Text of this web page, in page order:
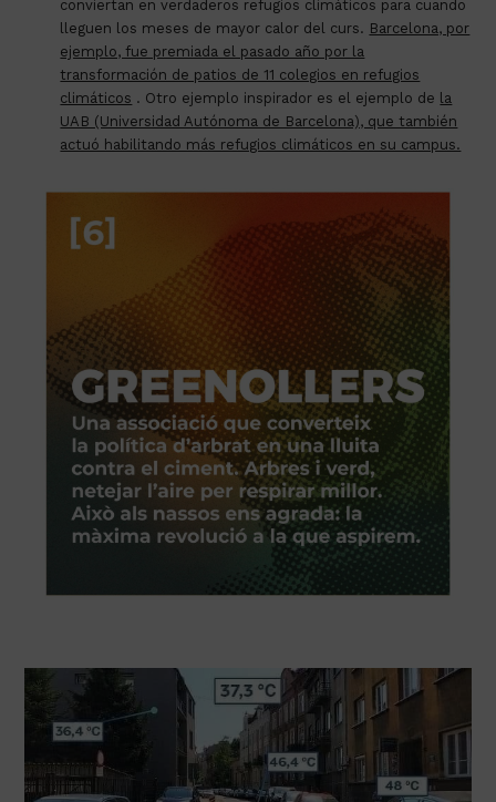
conviertan en verdaderos refugios climáticos para cuando
lleguen los meses de mayor calor del curs. Barcelona, ​​por
ejemplo, fue premiada el pasado año por la
transformación de patios de 11 colegios en refugios
climáticos . Otro ejemplo inspirador es el ejemplo de la
UAB (Universidad Autónoma de Barcelona), que también
actuó habilitando más refugios climáticos en su campus.